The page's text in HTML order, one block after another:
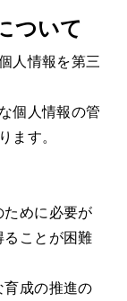
ついて
人情報を第三
個人情報の管
ます。
ために必要が
ことが困難
成の推進の